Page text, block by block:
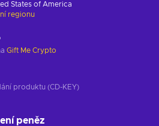
States of America
regionu
Gift Me Crypto
produktu (CD-KEY)
peněz